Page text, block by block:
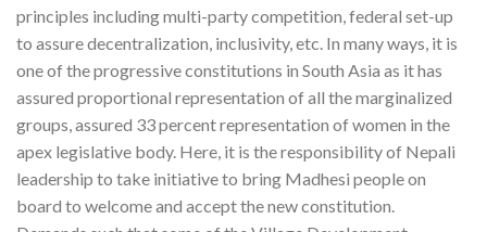
principles including multi-party competition, federal set-up
to assure decentralization, inclusivity, etc. In many ways, it is
one of the progressive constitutions in South Asia as it has
assured proportional representation of all the marginalized
groups, assured 33 percent representation of women in the
apex legislative body. Here, it is the responsibility of Nepali
leadership to take initiative to bring Madhesi people on
board to welcome and accept the new constitution.